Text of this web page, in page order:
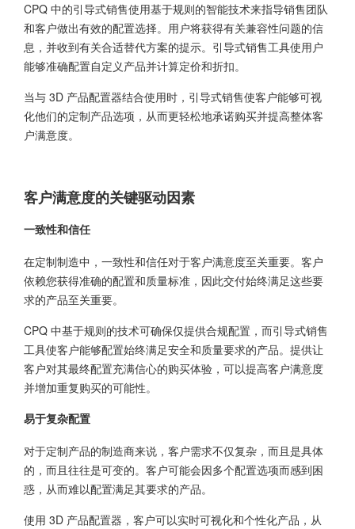
CPQ 中的引导式销售使用基于规则的智能技术来指导销售团队
和客户做出有效的配置选择。用户将获得有关兼容性问题的信
息，并收到有关合适替代方案的提示。引导式销售工具使用户
能够准确配置自定义产品并计算定价和折扣。
当与 3D 产品配置器结合使用时，引导式销售使客户能够可视
化他们的定制产品选项，从而更轻松地承诺购买并提高整体客
户满意度。
客户满意度的关键驱动因素
一致性和信任
在定制制造中，一致性和信任对于客户满意度至关重要。客户
依赖您获得准确的配置和质量标准，因此交付始终满足这些要
求的产品至关重要。
CPQ 中基于规则的技术可确保仅提供合规配置，而引导式销售
工具使客户能够配置始终满足安全和质量要求的产品。提供让
客户对其最终配置充满信心的购买体验，可以提高客户满意度
并增加重复购买的可能性。
易于复杂配置
对于定制产品的制造商来说，客户需求不仅复杂，而且是具体
的，而且往往是可变的。客户可能会因多个配置选项而感到困
惑，从而难以配置满足其要求的产品。
使用 3D 产品配置器，客户可以实时可视化和个性化产品，从